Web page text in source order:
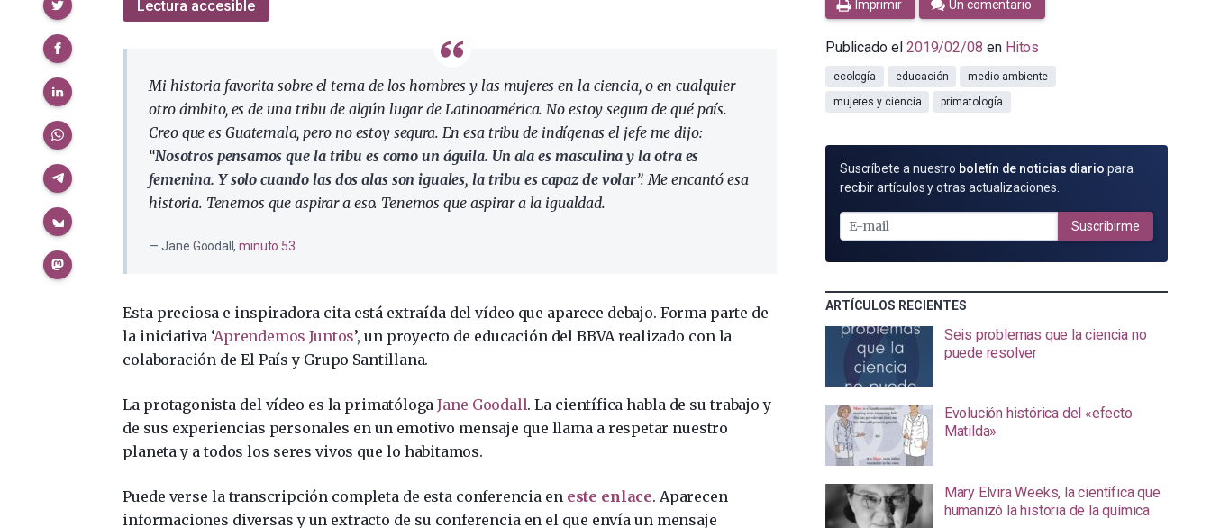
Lectura accesible
Mi historia favorita sobre el tema de los hombres y las mujeres en la ciencia, o en cualquier
otro ámbito, es de una tribu de algún lugar de Latinoamérica. No estoy segura de qué país.
Creo que es Guatemala, pero no estoy segura. En esa tribu de indígenas el jefe me dijo:
“Nosotros pensamos que la tribu es como un águila. Un ala es masculina y la otra es
femenina. Y solo cuando las dos alas son iguales, la tribu es capaz de volar”. Me encantó esa
historia. Tenemos que aspirar a eso. Tenemos que aspirar a la igualdad.
Jane Goodall,minuto 53
Esta preciosa e inspiradora cita está extraída del vídeo que aparece debajo. Forma parte de
la iniciativa ‘Aprendemos Juntos’, un proyecto de educación del BBVA realizado con la
colaboración de El País y Grupo Santillana.
La protagonista del vídeo es la primatólogaJane Goodall. La científica habla de su trabajo y
de sus experiencias personales en un emotivo mensaje que llama a respetar nuestro
planeta y a todos los seres vivos que lo habitamos.
Puede verse la transcripción completa de esta conferencia en este enlace. Aparecen
informaciones diversas y un extracto de su conferencia en el que envía un mensaje
Imprimir Un comentario
Publicado el 2019/02/08 en Hitos
ecología educación
medio ambiente
mujeres y ciencia
primatología
SUSCRÍBETE
POR
MAIL
Suscríbete a nuestro boletín de noticias diario para
recibir artículos y otras actualizaciones.
Suscribirme
ARTÍCULOS RECIENTES
Seis problemas que la ciencia no
puede resolver
Evolución histórica del «efecto
Matilda»
Mary Elvira Weeks, la científica que
humanizó la historia de la química